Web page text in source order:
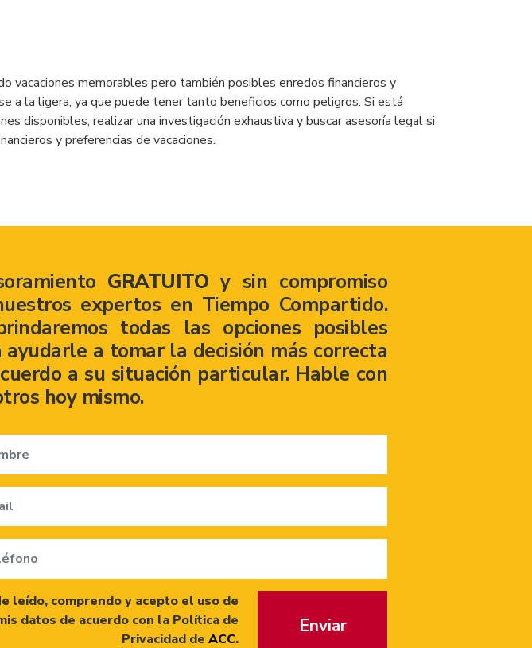
vacaciones memorables pero también posibles enredos financieros y
a la ligera, ya que puede tener tanto beneficios como peligros. Si está
disponibles, realizar una investigación exhaustiva y buscar asesoría legal si
y preferencias de vacaciones.
GRATUITO y sin compromiso
expertos en Tiempo Compartido.
todas las opciones posibles
ayudarle a tomar la decisión más correcta
a su situación particular. Hable con
hoy mismo.
leído, comprendo y acepto el uso de
datos de acuerdo con la Política de
Privacidad deACC.
Enviar